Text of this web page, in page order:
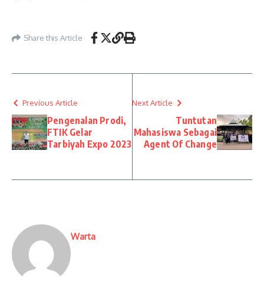
Share this Article
Previous Article
Pengenalan Prodi,
FTIK Gelar
Tarbiyah Expo 2023
Next Article
Tuntutan
Mahasiswa Sebagai
Agent Of Change
Warta